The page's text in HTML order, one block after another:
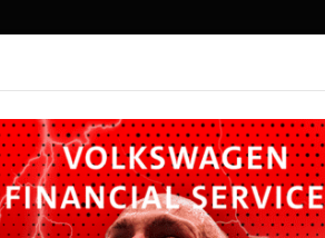
MITGLIEDER-VORTEILSWELT